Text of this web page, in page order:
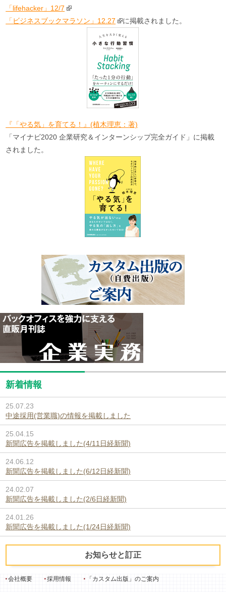
「lifehacker」12/7
「ビジネスブックマラソン」12.27
に掲載されました。
『「やる気」を育てる！』(植木理恵：著)
「マイナビ2020 企業研究＆インターンシップ完全ガイド」に掲載
されました。
新着情報
25.07.23
中途採用(営業職)の情報を掲載しました
25.04.15
新聞広告を掲載しました(4/11日経新聞)
24.06.12
新聞広告を掲載しました(6/12日経新聞)
24.02.07
新聞広告を掲載しました(2/6日経新聞)
24.01.26
新聞広告を掲載しました(1/24日経新聞)
お知らせと訂正
会社概要 採用情報 「カスタム出版」のご案内